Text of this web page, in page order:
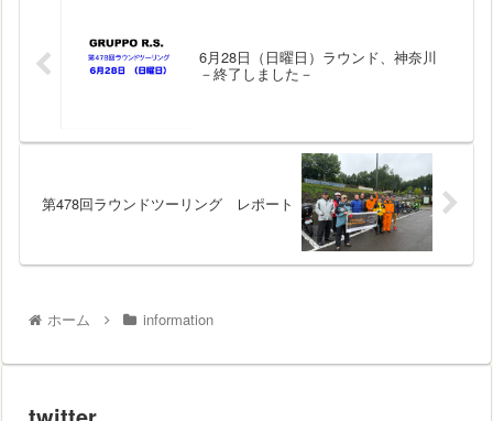
6月28日（日曜日）ラウンド、神奈川
－終了しました－
第478回ラウンドツーリング レポート
ホーム information